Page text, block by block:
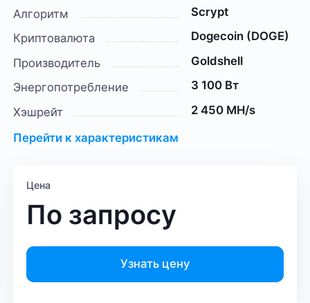
Алгоритм
Scrypt
Криптовалюта
Dogecoin (DOGE)
Производитель
Goldshell
Энергопотребление
3 100 Вт
Хэшрейт
2 450 MH/s
Перейти к характеристикам
Цена
По запросу
Узнать цену